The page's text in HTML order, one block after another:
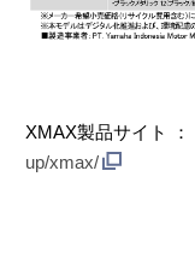
XMAX製品サイト ：
up/xmax/